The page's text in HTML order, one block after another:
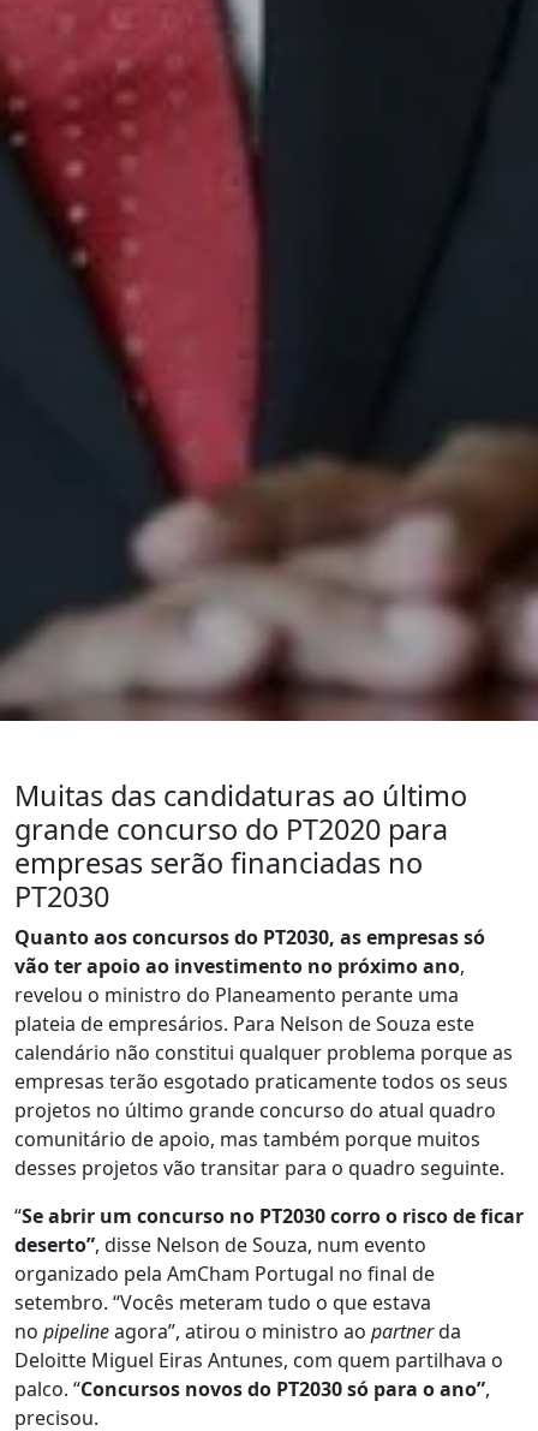
Muitas das candidaturas ao último
grande concurso do PT2020 para
empresas serão financiadas no
PT2030
Quanto aos concursos do PT2030, as empresas só
vão ter apoio ao investimento no próximo ano,
revelou o ministro do Planeamento perante uma
plateia de empresários. Para Nelson de Souza este
calendário não constitui qualquer problema porque as
empresas terão esgotado praticamente todos os seus
projetos no último grande concurso do atual quadro
comunitário de apoio, mas também porque muitos
desses projetos vão transitar para o quadro seguinte.
“Se abrir um concurso no PT2030 corro o risco de ficar
deserto”, disse Nelson de Souza, num evento
organizado pela AmCham Portugal no final de
setembro. “Vocês meteram tudo o que estava
no pipelineagora”, atirou o ministro ao partnerda
Deloitte Miguel Eiras Antunes, com quem partilhava o
palco. “Concursos novos do PT2030 só para o ano”,
precisou.